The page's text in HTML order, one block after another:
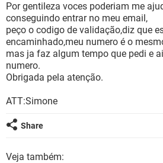
INSTAGRAM
GUIA DE COMPRAS
OUTLOOK EXCEL
INSTAGRAM
GUIA DE COMPRAS
Por gentileza voces poderiam me
conseguindo entrar no meu email,
peço o codigo de validação,diz que
encaminhado,meu numero é o
mas ja faz algum tempo que pedi e
numero.
Obrigada pela atenção.
ATT:Simone
Share
Veja também: